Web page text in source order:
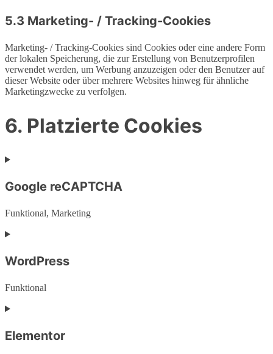
5.3 Marketing- / Tracking-Cookies
Marketing- / Tracking-Cookies sind Cookies oder eine andere Form
der lokalen Speicherung, die zur Erstellung von Benutzerprofilen
verwendet werden, um Werbung anzuzeigen oder den Benutzer auf
dieser Website oder über mehrere Websites hinweg für ähnliche
Marketingzwecke zu verfolgen.
6. Platzierte Cookies
Google reCAPTCHA
Funktional, Marketing
Consent
service
google-
WordPress
Funktional
Consent
service
wordpress
Elementor